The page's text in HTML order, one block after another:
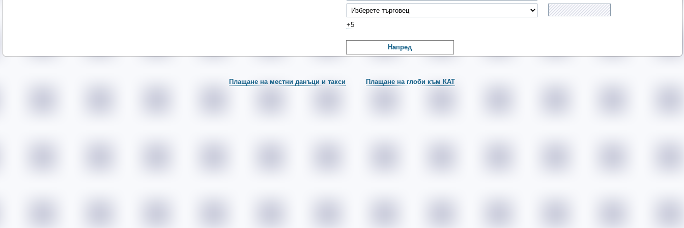
+5
Напред
Плащане на местни данъци и такси Плащане на глоби към КАТ